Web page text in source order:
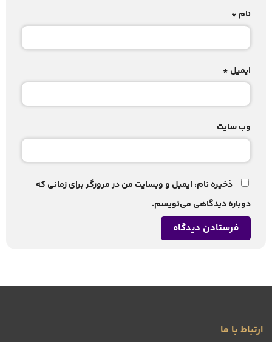
نام *
ایمیل *
وب‌ سایت
ذخیره نام، ایمیل و وبسایت من در مرورگر برای زمانی که
دوباره دیدگاهی می‌نویسم.
ارتباط با ما